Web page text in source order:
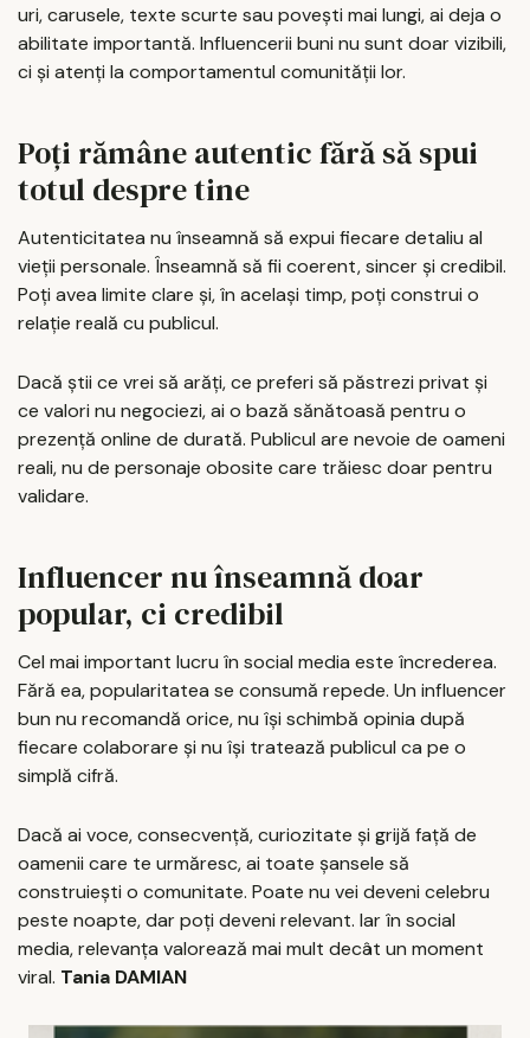
uri, carusele, texte scurte sau povești mai lungi, ai deja o
abilitate importantă. Influencerii buni nu sunt doar vizibili,
ci și atenți la comportamentul comunității lor.
Poți rămâne autentic fără să spui
totul despre tine
Autenticitatea nu înseamnă să expui fiecare detaliu al
vieții personale. Înseamnă să fii coerent, sincer și credibil.
Poți avea limite clare și, în același timp, poți construi o
relație reală cu publicul.
Dacă știi ce vrei să arăți, ce preferi să păstrezi privat și
ce valori nu negociezi, ai o bază sănătoasă pentru o
prezență online de durată. Publicul are nevoie de oameni
reali, nu de personaje obosite care trăiesc doar pentru
validare.
Influencer nu înseamnă doar
popular, ci credibil
Cel mai important lucru în social media este încrederea.
Fără ea, popularitatea se consumă repede. Un influencer
bun nu recomandă orice, nu își schimbă opinia după
fiecare colaborare și nu își tratează publicul ca pe o
simplă cifră.
Dacă ai voce, consecvență, curiozitate și grijă față de
oamenii care te urmăresc, ai toate șansele să
construiești o comunitate. Poate nu vei deveni celebru
peste noapte, dar poți deveni relevant. Iar în social
media, relevanța valorează mai mult decât un moment
viral. Tania DAMIAN